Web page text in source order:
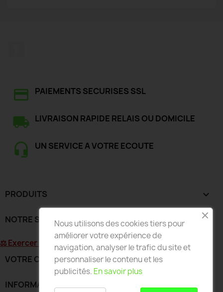
PAIEMENTS SECURISES SSL
LIVRAISON RAPIDE RELAIS OU DOMICILE
UN SERVICE A VOTRE ECOUTE
PRODUITS 
NOTRE SOCIÉTÉ 
⚖ Exercer mon droit de rétractation
VOTRE COMPTE
INFORMATIONS
Nous utilisons des cookies tiers pour
améliorer votre expérience de
navigation, analyser le trafic du site et
personnaliser le contenu et les
publicités. En savoir plus